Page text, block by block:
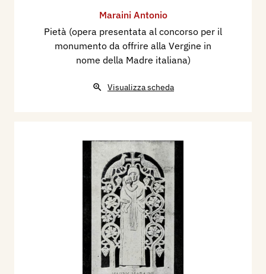
Maraini Antonio
Pietà (opera presentata al concorso per il
monumento da offrire alla Vergine in
nome della Madre italiana)
Visualizza scheda